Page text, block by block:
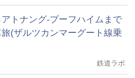
トナング-プーフハイムまで
(ザルツカンマーグート線乗
鉄道ラボ